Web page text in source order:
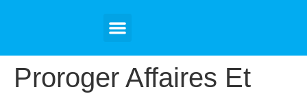
Proroger Affaires Et